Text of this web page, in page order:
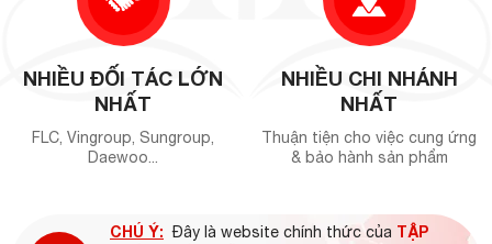
NHIỀU ĐỐI TÁC LỚN
NHẤT
FLC, Vingroup, Sungroup,
Daewoo...
NHIỀU CHI NHÁNH
NHẤT
Thuận tiện cho việc cung ứng
& bảo hành sản phẩm
CHÚ Ý: Đây là website chính thức của TẬP